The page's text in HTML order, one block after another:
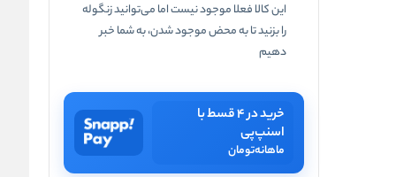
این کالا فعلا موجود نیست اما می‌توانید زنگوله
را بزنید تا به محض موجود شدن، به شما خبر
دهیم
خرید در ۴ قسط با
اسنپ‌پی
ماهانهتومان